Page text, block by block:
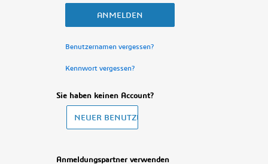
Benutzernamen vergessen?
Kennwort vergessen?
Sie haben keinen Account?
Anmeldungspartner verwenden